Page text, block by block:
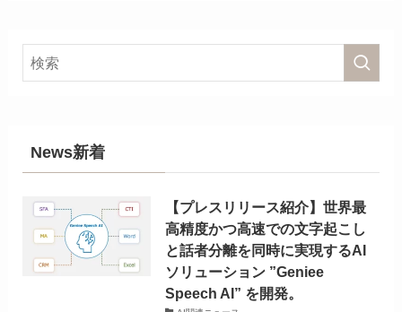
News新着
【プレスリリース紹介】世界最
高精度かつ高速での文字起こし
と話者分離を同時に実現するAI
ソリューション ”Geniee
Speech AI” を開発。